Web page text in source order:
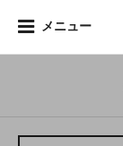
メニュー